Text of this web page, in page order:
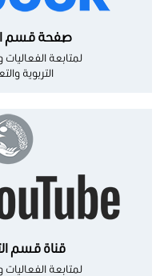
صفحة قسم
لمتابعة
التربوية
قناة قسم
لمتابعة